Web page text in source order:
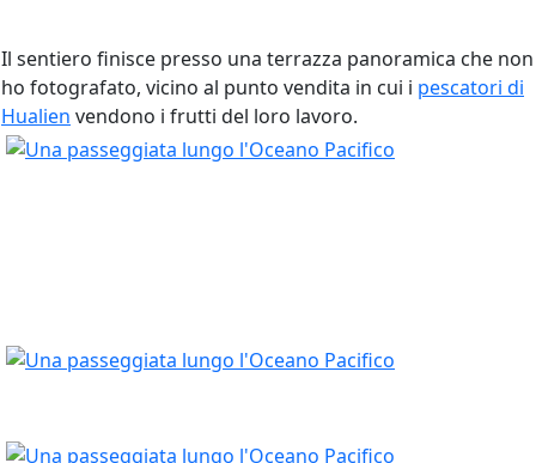
Il sentiero finisce presso una terrazza panoramica che non
ho fotografato, vicino al punto vendita in cui i pescatori di
Hualien vendono i frutti del loro lavoro.